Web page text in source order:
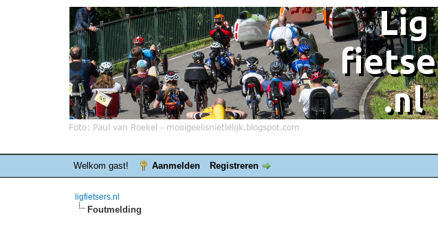
Welkom gast! Aanmelden Registreren
ligfietsers.nl
Foutmelding